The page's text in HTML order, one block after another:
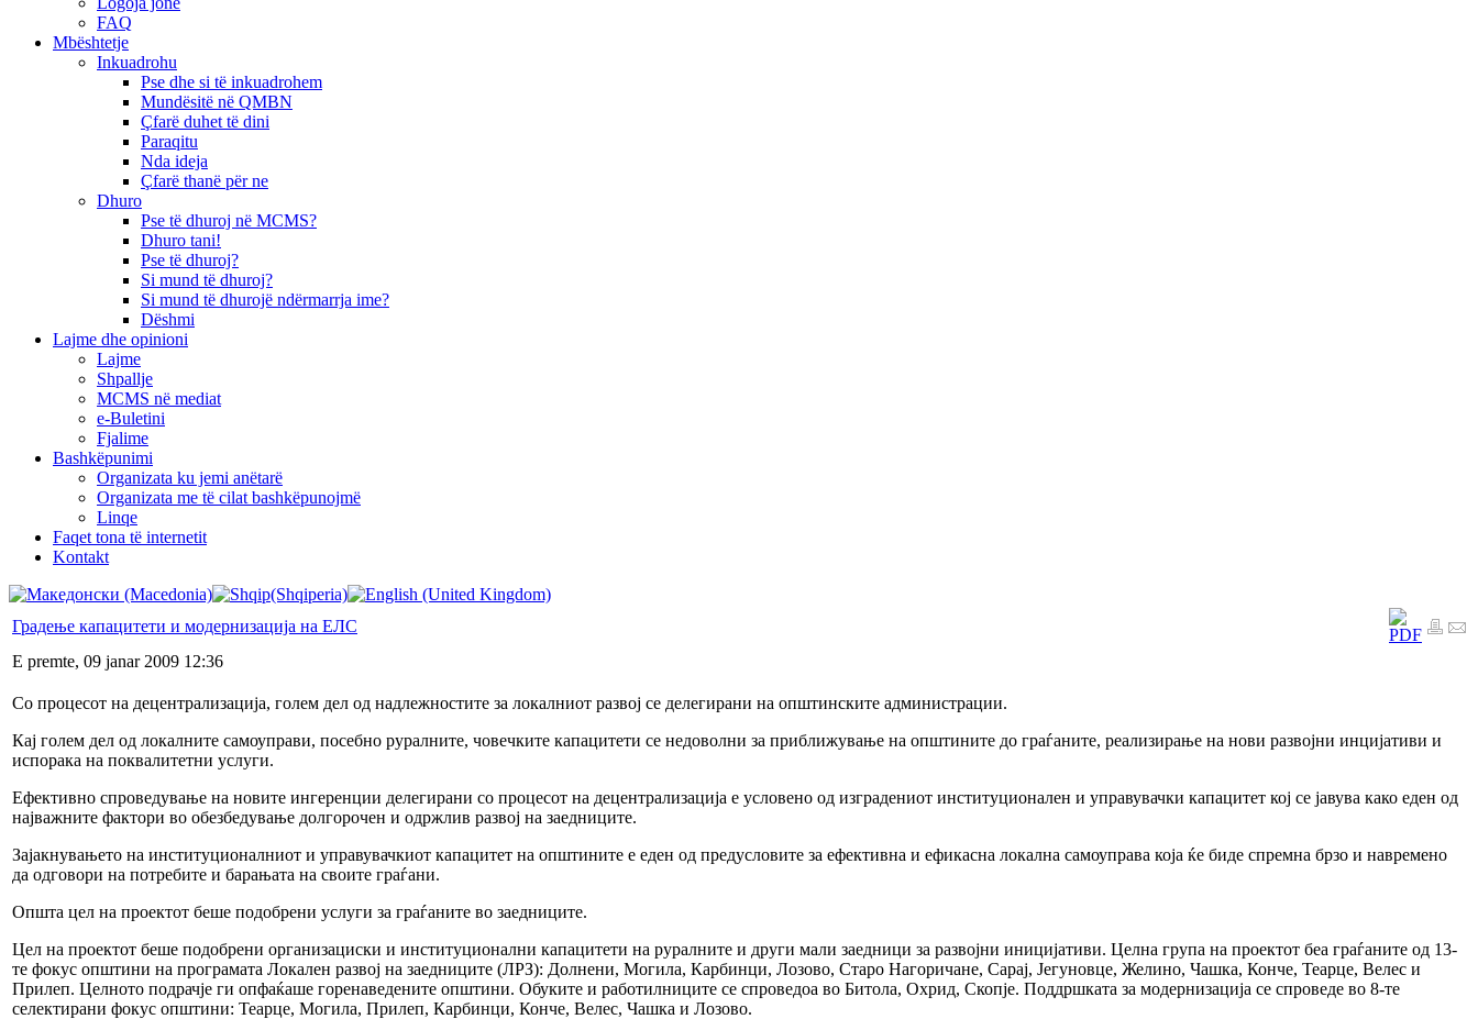
FAQ
Mbështetje
Inkuadrohu
Pse dhe si të inkuadrohem
Mundësitë në QMBN
Çfarë duhet të dini
Paraqitu
Nda ideja
Çfarë thanë për ne
Dhuro
Pse të dhuroj në MCMS?
Dhuro tani!
Pse të dhuroj?
Si mund të dhuroj?
Si mund të dhurojë ndërmarrja ime?
Dëshmi
Lajme dhe opinioni
Lajme
Shpallje
MCMS në mediat
e-Buletini
Fjalime
Bashkëpunimi
Organizata ku jemi anëtarë
Organizata me të cilat bashkëpunojmë
Linqe
Faqet tona të internetit
Kontakt
Градење капацитети и модернизација на ЕЛС
E premte, 09 janar 2009 12:36
Со процесот на децентрализација, голем дел од надлежностите за локалниот развој се делегирани на општинските администрации.
Кај голем дел од локалните самоуправи, посебно руралните, човечките капацитети се недоволни за приближување на општините до граѓаните, реализирање на нови развојни инцијативи и
испорака на поквалитетни услуги.
Ефективно спроведување на новите ингеренции делегирани со процесот на децентрализација е условено од изградениот институционален и управувачки капацитет кој се јавува како еден од
најважните фактори во обезбедување долгорочен и одржлив развој на заедниците.
Зајакнувањето на институционалниот и управувачкиот капацитет на општините е еден од предусловите за ефективна и ефикасна локална самоуправа која ќе биде спремна брзо и навремено
да одговори на потребите и барањата на своите граѓани.
Општа цел на проектот беше подобрени услуги за граѓаните во заедниците.
Цел на проектот беше подобрени организациски и институционални капацитети на руралните и други мали заедници за развојни иницијативи. Целна група на проектот беа граѓаните од 13-
те фокус општини на програмата Локален развој на заедниците (ЛРЗ): Долнени, Могила, Карбинци, Лозово, Старо Нагоричане, Сарај, Јегуновце, Желино, Чашка, Конче, Теарце, Велес и
Прилеп. Целното подрачје ги опфаќаше горенаведените општини. Обуките и работилниците се спроведоа во Битола, Охрид, Скопје. Поддршката за модернизација се спроведе во 8-те
селектирани фокус општини: Теарце, Могила, Прилеп, Карбинци, Конче, Велес, Чашка и Лозово.